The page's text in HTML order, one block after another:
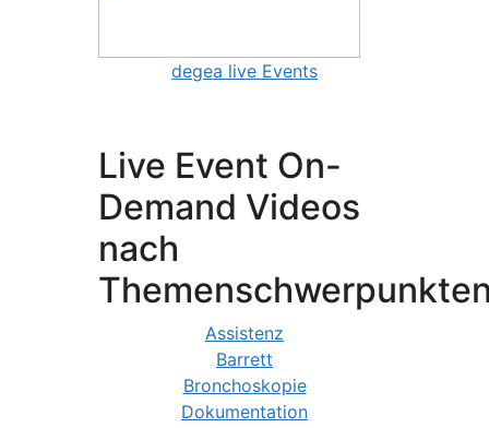
degea live Events
Live Event On-
Demand Videos
nach
Assistenz
Barrett
Bronchoskopie
Dokumentation